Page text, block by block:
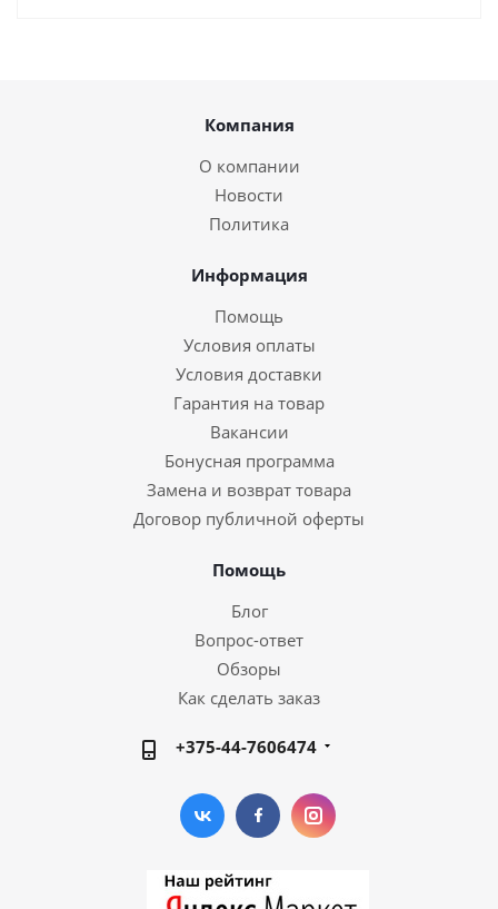
Компания
О компании
Новости
Политика
Информация
Помощь
Условия оплаты
Условия доставки
Гарантия на товар
Вакансии
Бонусная программа
Замена и возврат товара
Договор публичной оферты
Помощь
Блог
Вопрос-ответ
Обзоры
Как сделать заказ
+375-44-7606474